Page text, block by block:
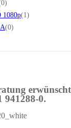
0)
1080p(1)
(0)
941288-0.